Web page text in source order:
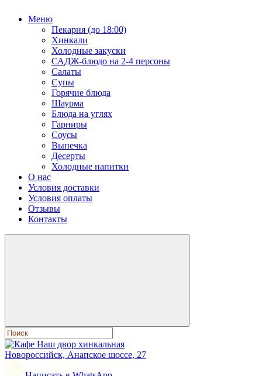
Меню
Пекарня (до 18:00)
Хинкали
Холодные закуски
САДЖ-блюдо на 2-4 персоны
Салаты
Супы
Горячие блюда
Шаурма
Блюда на углях
Гарниры
Соусы
Выпечка
Десерты
Холодные напитки
О нас
Условия доставки
Условия оплаты
Отзывы
Контакты
Новороссийск, Анапское шоссе, 27